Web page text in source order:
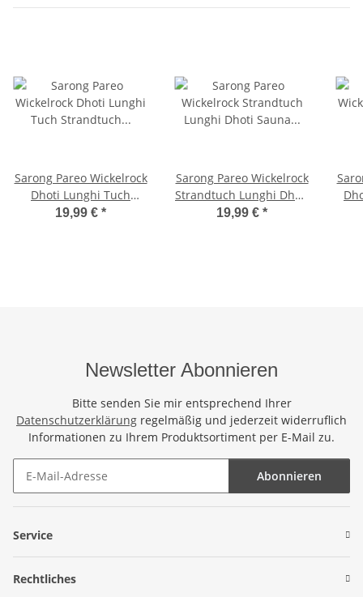
Sarong Pareo Wickelrock
Dhoti Lunghi Tuch
Strandtuch Schildkröte
19,99 € *
Sarong Pareo Wickelrock
Strandtuch Lunghi Dhoti
Sauna Tuch Fuchsia
19,99 € *
Newsletter Abonnieren
Bitte senden Sie mir entsprechend Ihrer
Datenschutzerklärung regelmäßig und jederzeit widerruflich
Informationen zu Ihrem Produktsortiment per E-Mail zu.
Abonnieren
Service
Rechtliches